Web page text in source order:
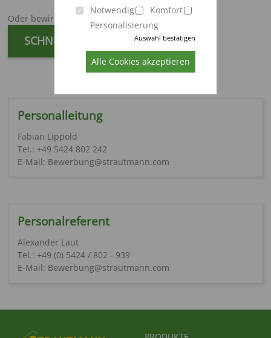
Notwendig
Komfort
Personalisierung
Auswahl bestätigen
Alle Cookies akzeptieren
Oder bewirb dich ganz unkompliziert jetzt online:
SCHNELLBEWERBUNG
Personalleitung
Fabian Lippold
Tel.: +49 5424 802 242
E-Mail: Bewerbung@strautmann.com
Personalreferent
Alexander Laut
Tel.: +49 (0) 5424 / 802 - 939
E-Mail: Bewerbung@strautmann.com